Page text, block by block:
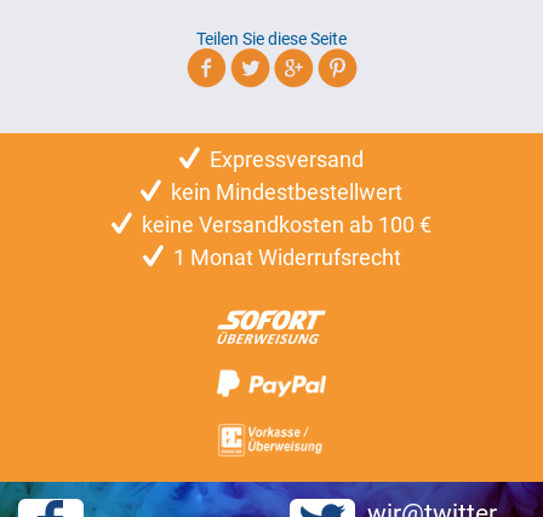
Teilen Sie diese Seite
Expressversand
kein Mindestbestellwert
keine Versandkosten ab 100 €
1 Monat Widerrufsrecht